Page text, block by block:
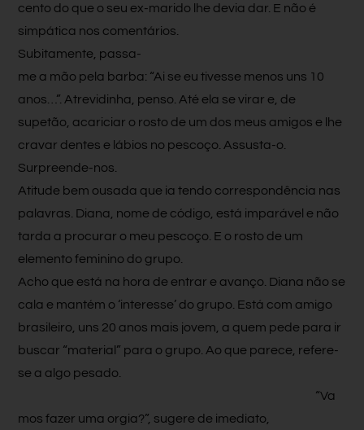
cento do que o seu ex-marido lhe devia dar. E não é
simpática nos comentários.
Subitamente, passa-
me a mão pela barba: “Ai se eu tivesse menos uns 10
anos…”. Atrevidinha, penso. Até ela se virar e, de
supetão, acariciar o rosto de um dos meus amigos e lhe
cravar dentes e lábios no pescoço. Assusta-o.
Surpreende-nos.
Atitude bem ousada que ia tendo correspondência nas
palavras. Diana, nome de código, está imparável e não
tarda a procurar o meu pescoço. E o rosto de um
elemento feminino do grupo.
Acho que está na hora de entrar e avanço. Diana não se
cala e mantém o ‘interesse’ do grupo. Está com amigo
brasileiro, uns 20 anos mais jovem, a quem pede para ir
buscar “material” para o grupo. Ao que parece, refere-
se a algo pesado.
“Va
mos fazer uma orgia?”, sugere de imediato,